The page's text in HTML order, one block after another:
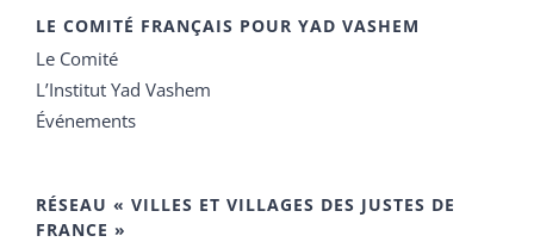
LE COMITÉ FRANÇAIS POUR YAD VASHEM
Le Comité
L’Institut Yad Vashem
Événements
RÉSEAU « VILLES ET VILLAGES DES JUSTES DE
FRANCE »